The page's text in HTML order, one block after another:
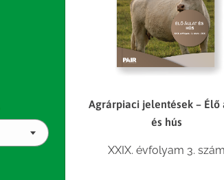
Agrárpiaci jelentések – Élő
és hús
XXIX. évfolyam 3. szám